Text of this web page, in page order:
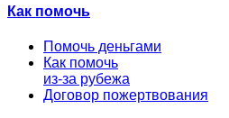
Как помочь
Помочь деньгами
Как помочь
из-за рубежа
Договор пожертвования